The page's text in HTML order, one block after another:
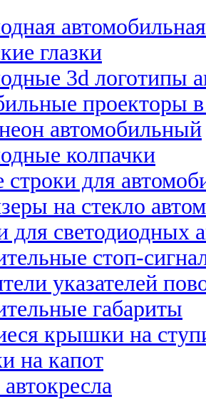
глазки
3d логотипы
проекторы
автомобильный
колпачки
строки для
на стекло
для светодиодных
стоп-
указателей
габариты
крышки на
на капот